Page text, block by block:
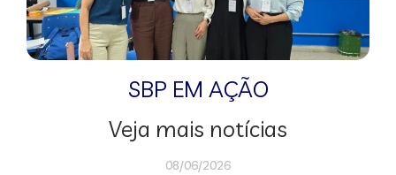
SBP EM AÇÃO
Veja mais notícias
08/06/2026